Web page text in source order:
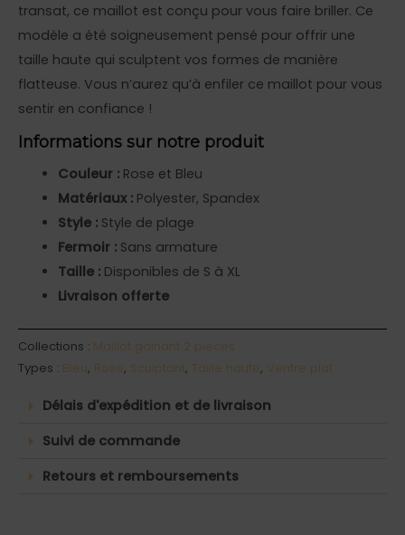
transat, ce maillot est conçu pour vous faire briller. Ce
modèle a été soigneusement pensé pour offrir une
taille haute qui sculptent vos formes de manière
flatteuse. Vous n’aurez qu’à enfiler ce maillot pour vous
sentir en confiance !
Informations sur notre produit
Couleur :Rose et Bleu
Matériaux :Polyester, Spandex
Style :Style de plage
Fermoir :Sans armature
Taille :Disponibles de S à XL
Livraison offerte
Collections : Maillot gainant 2 pieces
Types : Bleu, Rose, Sculptant, Taille haute, Ventre plat
Délais d'expédition et de livraison
Suivi de commande
Retours et remboursements